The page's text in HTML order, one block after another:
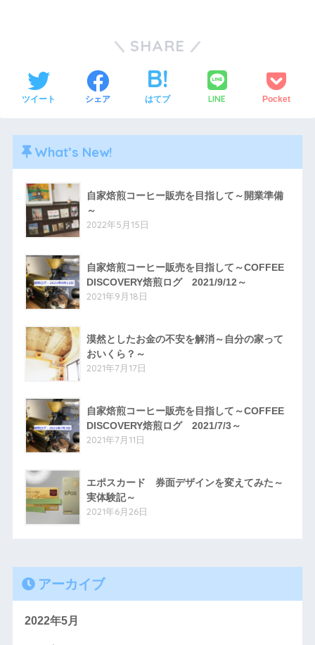
SHARE
ツイート シェア はてブ LINE Pocket
What’s New!
自家焙煎コーヒー販売を目指して～開業準備
～
2022年5月15日
自家焙煎コーヒー販売を目指して～COFFEE
DISCOVERY焙煎ログ 2021/9/12～
2021年9月18日
漠然としたお金の不安を解消～自分の家って
おいくら？～
2021年7月17日
自家焙煎コーヒー販売を目指して～COFFEE
DISCOVERY焙煎ログ 2021/7/3～
2021年7月11日
エポスカード 券面デザインを変えてみた～
実体験記～
2021年6月26日
アーカイブ
2022年5月